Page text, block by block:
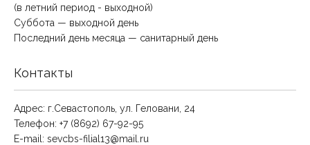
(в летний период - выходной)
Суббота — выходной день
Последний день месяца — санитарный день
Контакты
Адрес: г.Севастополь, ул. Геловани, 24
Телефон: +7 (8692) 67-92-95
E-mail: sevcbs-filial13@mail.ru